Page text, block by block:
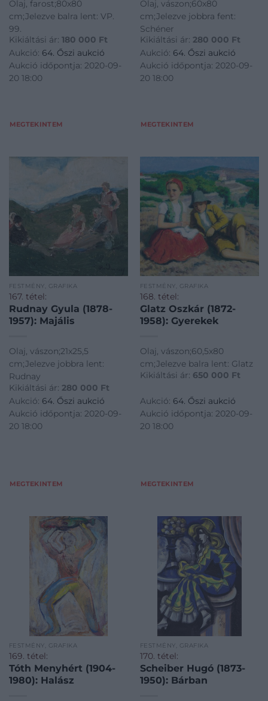
Olaj, farost;80x80
cm;Jelezve balra lent: VP.
99.
Kikiáltási ár: 180 000 Ft
Aukció: 64. Őszi aukció
Aukció időpontja: 2020-09-
20 18:00
MEGTEKINTEM
Olaj, vászon;60x80
cm;Jelezve jobbra fent:
Schéner
Kikiáltási ár: 280 000 Ft
Aukció: 64. Őszi aukció
Aukció időpontja: 2020-09-
20 18:00
MEGTEKINTEM
FESTMÉNY, GRAFIKA
167. tétel:
Rudnay Gyula (1878-
1957): Majális
Olaj, vászon;21x25,5
cm;Jelezve jobbra lent:
Rudnay
Kikiáltási ár: 280 000 Ft
Aukció: 64. Őszi aukció
Aukció időpontja: 2020-09-
20 18:00
MEGTEKINTEM
FESTMÉNY, GRAFIKA
168. tétel:
Glatz Oszkár (1872-
1958): Gyerekek
Olaj, vászon;60,5x80
cm;Jelezve balra lent: Glatz
Kikiáltási ár: 650 000 Ft
Aukció: 64. Őszi aukció
Aukció időpontja: 2020-09-
20 18:00
MEGTEKINTEM
FESTMÉNY, GRAFIKA
169. tétel:
Tóth Menyhért (1904-
1980): Halász
FESTMÉNY, GRAFIKA
170. tétel:
Scheiber Hugó (1873-
1950): Bárban